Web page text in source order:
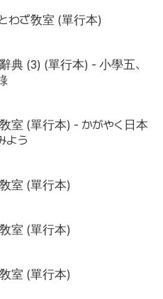
わざ敎室 (單行本)
典 (3) (單行本) - 小學五、
室 (單行本) - かがやく日本
よう
室 (單行本)
室 (單行本)
室 (單行本)